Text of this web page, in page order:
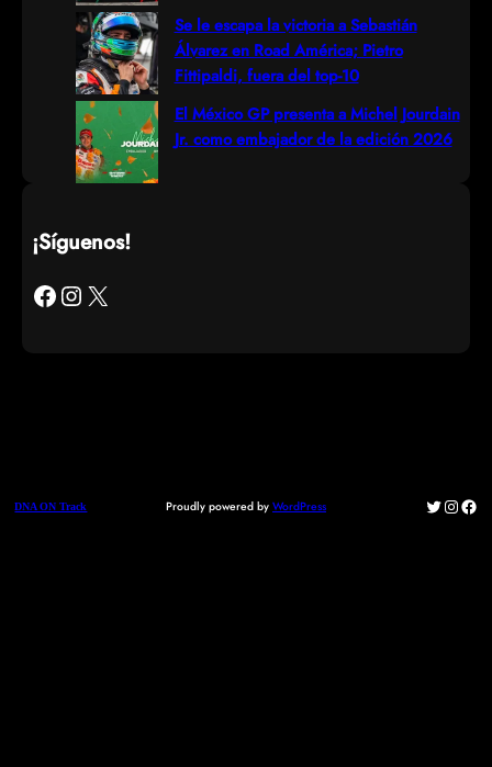
Se le escapa la victoria a Sebastián
Álvarez en Road América; Pietro
Fittipaldi, fuera del top-10
El México GP presenta a Michel Jourdain
Jr. como embajador de la edición 2026
¡Síguenos!
Facebook Instagram X
DNA ON Track Proudly powered by WordPress Twitter